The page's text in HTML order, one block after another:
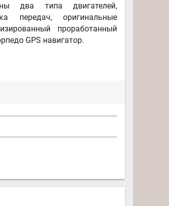
два типа двигателей,
передач, оригинальные
проработанный
GPS навигатор.